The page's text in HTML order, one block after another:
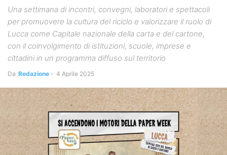
Una settimana di incontri, convegni, laboratori e spettacoli
per promuovere la cultura del riciclo e valorizzare il ruolo di
Lucca come Capitale nazionale della carta e del cartone,
con il coinvolgimento di istituzioni, scuole, imprese e
cittadini in un programma diffuso sul territorio
Da Redazione - 4 Aprile 2025